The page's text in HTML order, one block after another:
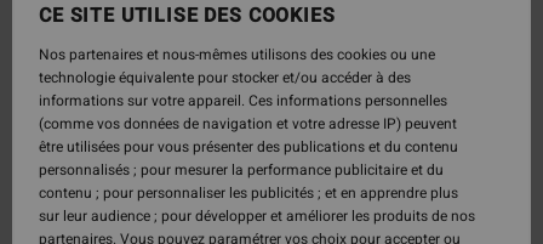
CE SITE UTILISE DES COOKIES
Nos partenaires et nous-mêmes utilisons des cookies ou une
technologie équivalente pour stocker et/ou accéder à des
informations sur votre appareil. Ces informations personnelles
(comme vos données de navigation et votre adresse IP) peuvent
être utilisées pour vous présenter des publications et du contenu
personnalisés ; pour mesurer la performance publicitaire et du
contenu ; pour personnaliser les publicités ; et en apprendre plus
sur leur audience ; pour développer et améliorer les produits de nos
partenaires. Vous pouvez paramétrer vos choix pour accepter ou